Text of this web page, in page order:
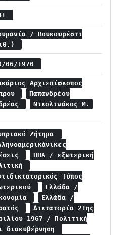
/ Βουκουρέστι
06/1970
Αρχιεπίσκοπος
Παπανδρέου
Νικολινάκος Μ.
Ζήτημα
ΗΠΑ / εξωτερική
Τύπος
Ελλάδα /
Ελλάδα /
Δικτατορία 21ης
1967 / Πολιτική
διακυβέρνηση